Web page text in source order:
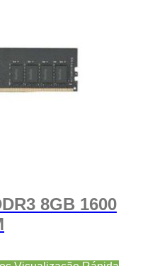
8GB 1600